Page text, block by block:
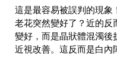
這是最容易被誤判的現象
老花突然變好了？近的反
變好，而是晶狀體混濁
近視改善。這反而是白內